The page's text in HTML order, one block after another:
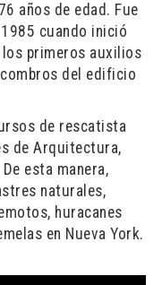
años de edad. Fue
cuando inició
primeros auxilios
del edificio
de rescatista
de Arquitectura,
esta manera,
naturales,
huracanes
en Nueva York.